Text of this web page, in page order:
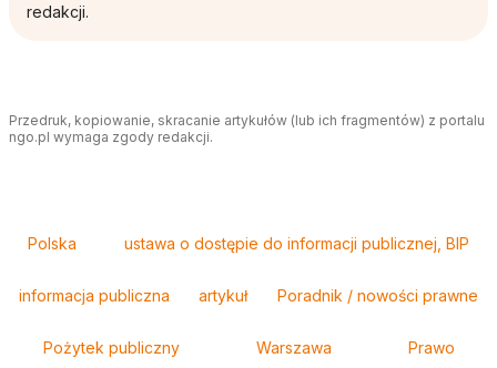
redakcji.
Przedruk, kopiowanie, skracanie artykułów (lub ich fragmentów) z portalu
ngo.pl wymaga zgody redakcji.
Polska ustawa o dostępie do informacji publicznej, BIP
informacja publiczna artykuł Poradnik / nowości prawne
Pożytek publiczny Warszawa Prawo